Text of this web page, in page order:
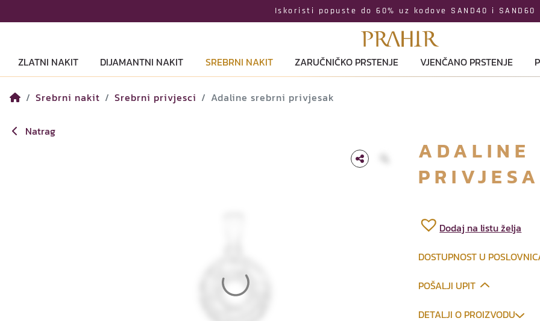
Iskoristi popuste do 60% uz kodove SAND40 i SAND60
ZLATNI NAKIT DIJAMANTNI NAKIT SREBRNI NAKIT ZARUČNIČKO PRSTENJE VJENČANO PRSTENJE
Srebrni nakit Srebrni privjesci Adaline srebrni privjesak
Natrag
ADALINE
Dodaj na listu želja
DOSTUPNOST U
POŠALJI UPIT
DETALJI O PROIZVODU